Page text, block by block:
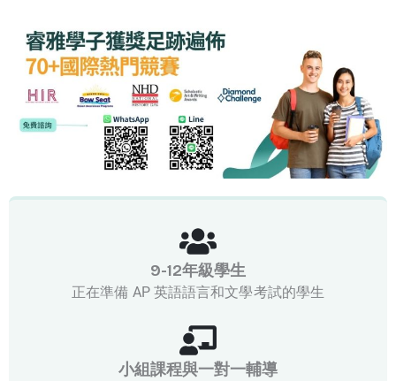
9-12年級學生
正在準備 AP 英語語言和文學考試的學生
小組課程與一對一輔導